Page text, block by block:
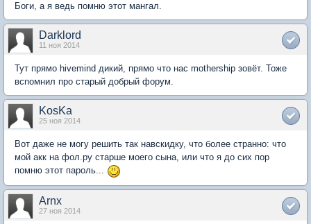
Боги, а я ведь помню этот мангал.
Darklord
11 ноя 2014
Тут прямо hivemind дикий, прямо что нас mothership зовёт. Тоже
вспомнил про старый добрый форум.
KosKa
25 ноя 2014
Вот даже не могу решить так навскидку, что более странно: что
мой акк на фол.ру старше моего сына, или что я до сих пор
помню этот пароль...
Arnx
27 ноя 2014